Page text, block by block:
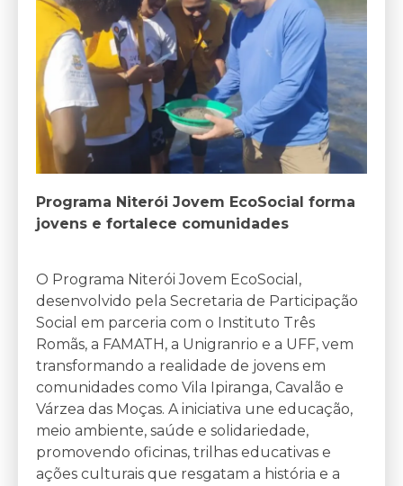
Programa Niterói Jovem EcoSocial forma
jovens e fortalece comunidades
O Programa Niterói Jovem EcoSocial,
desenvolvido pela Secretaria de Participação
Social em parceria com o Instituto Três
Romãs, a FAMATH, a Unigranrio e a UFF, vem
transformando a realidade de jovens em
comunidades como Vila Ipiranga, Cavalão e
Várzea das Moças. A iniciativa une educação,
meio ambiente, saúde e solidariedade,
promovendo oficinas, trilhas educativas e
ações culturais que resgatam a história e a